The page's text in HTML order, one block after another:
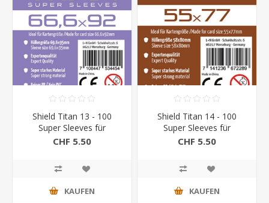
Shield Titan 13 - 100
Super Sleeves für
Kartengrösse 66,6 x 92
CHF 5.50
KAUFEN
Shield Titan 14 - 100
Super Sleeves für
Kartengrösse 55 x 77
CHF 5.50
KAUFEN